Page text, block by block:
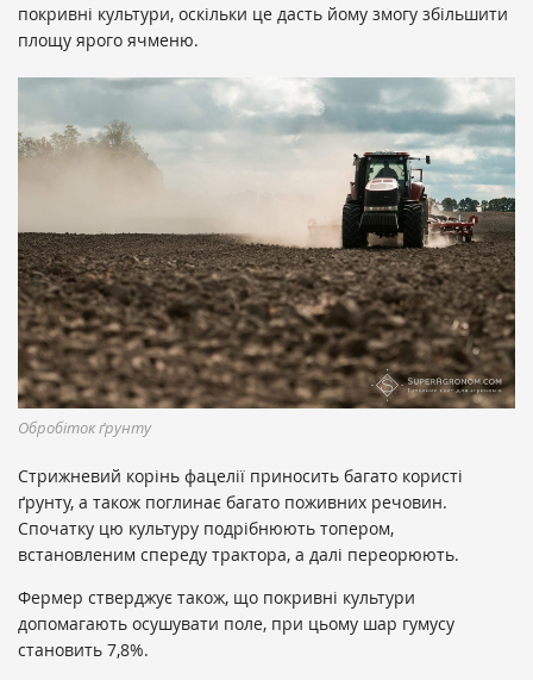
покривні культури, оскільки це дасть йому змогу збільшити
площу ярого ячменю.
Обробіток ґрунту
Стрижневий корінь фацелії приносить багато користі
ґрунту, а також поглинає багато поживних речовин.
Спочатку цю культуру подрібнюють топером,
встановленим спереду трактора, а далі переорюють.
Фермер стверджує також, що покривні культури
допомагають осушувати поле, при цьому шар гумусу
становить 7,8%.